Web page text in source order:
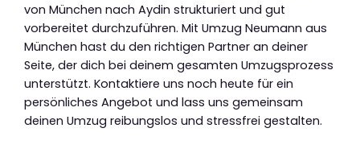
von München nach Aydin strukturiert und gut
vorbereitet durchzuführen. Mit Umzug Neumann aus
München hast du den richtigen Partner an deiner
Seite, der dich bei deinem gesamten Umzugsprozess
unterstützt. Kontaktiere uns noch heute für ein
persönliches Angebot und lass uns gemeinsam
deinen Umzug reibungslos und stressfrei gestalten.